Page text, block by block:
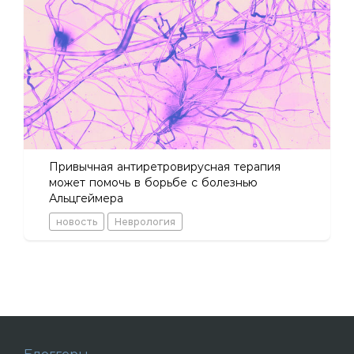
Привычная антиретровирусная терапия
может помочь в борьбе с болезнью
Альцгеймера
новость Неврология